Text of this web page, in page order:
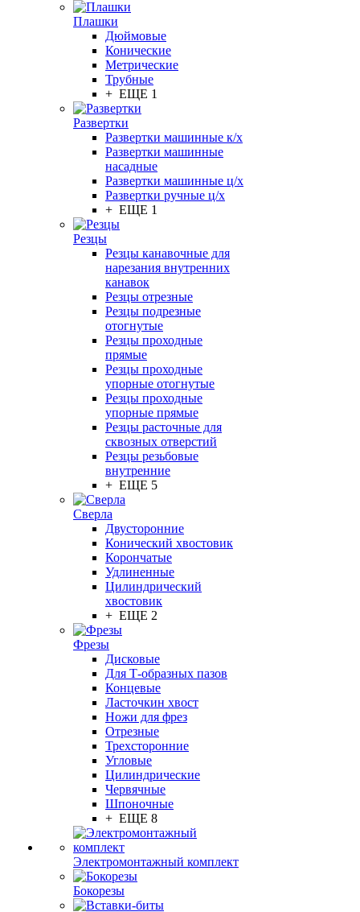
Плашки
Дюймовые
Конические
Метрические
Трубные
+ ЕЩЕ 1
Развертки
Развертки машинные к/х
Развертки машинные
насадные
Развертки машинные ц/х
Развертки ручные ц/х
+ ЕЩЕ 1
Резцы
Резцы канавочные для
нарезания внутренних
канавок
Резцы отрезные
Резцы подрезные
отогнутые
Резцы проходные
прямые
Резцы проходные
упорные отогнутые
Резцы проходные
упорные прямые
Резцы расточные для
сквозных отверстий
Резцы резьбовые
внутренние
+ ЕЩЕ 5
Сверла
Двусторонние
Конический хвостовик
Корончатые
Удлиненные
Цилиндрический
хвостовик
+ ЕЩЕ 2
Фрезы
Дисковые
Для Т-образных пазов
Концевые
Ласточкин хвост
Ножи для фрез
Отрезные
Трехсторонние
Угловые
Цилиндрические
Червячные
Шпоночные
+ ЕЩЕ 8
Электромонтажный комплект
Бокорезы